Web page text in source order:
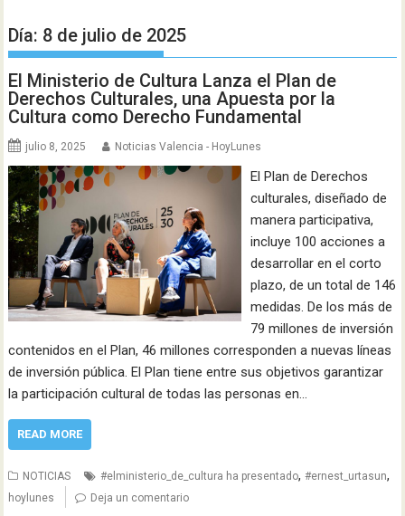
Día: 8 de julio de 2025
El Ministerio de Cultura Lanza el Plan de
Derechos Culturales, una Apuesta por la
Cultura como Derecho Fundamental
julio 8, 2025 Noticias Valencia - HoyLunes
El Plan de Derechos
culturales, diseñado de
manera participativa,
incluye 100 acciones a
desarrollar en el corto
plazo, de un total de 146
medidas. De los más de
79 millones de inversión
contenidos en el Plan, 46 millones corresponden a nuevas líneas
de inversión pública. El Plan tiene entre sus objetivos garantizar
la participación cultural de todas las personas en…
READ MORE
NOTICIAS #elministerio_de_cultura ha presentado,#ernest_urtasun,
hoylunes Deja un comentario